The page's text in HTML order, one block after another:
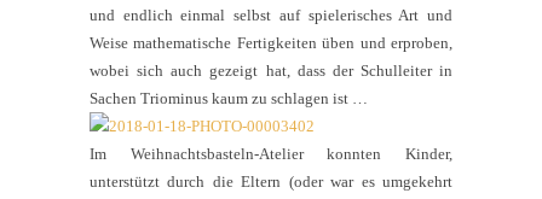
und endlich einmal selbst auf spielerisches Art und
Weise mathematische Fertigkeiten üben und erproben,
wobei sich auch gezeigt hat, dass der Schulleiter in
Sachen Triominus kaum zu schlagen ist …
Im Weihnachtsbasteln-Atelier konnten Kinder,
unterstützt durch die Eltern (oder war es umgekehrt